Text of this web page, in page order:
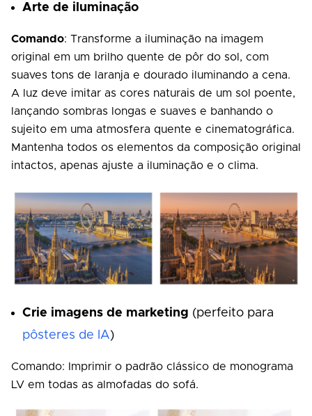
Arte de iluminação
Comando: Transforme a iluminação na imagem
original em um brilho quente de pôr do sol, com
suaves tons de laranja e dourado iluminando a cena.
A luz deve imitar as cores naturais de um sol poente,
lançando sombras longas e suaves e banhando o
sujeito em uma atmosfera quente e cinematográfica.
Mantenha todos os elementos da composição original
intactos, apenas ajuste a iluminação e o clima.
Crie imagens de marketing (perfeito para
pôsteres de IA)
Comando: Imprimir o padrão clássico de monograma
LV em todas as almofadas do sofá.